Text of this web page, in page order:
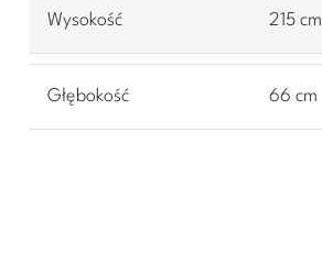
Wysokość 215 cm
Głębokość 66 cm